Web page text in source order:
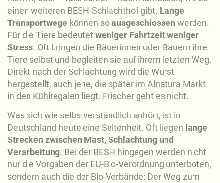
einen weiteren BESH-Schlachthof gibt. Lange
Transportwege können soausgeschlossen werden.
Für die Tiere bedeutetweniger Fahrtzeit weniger
Stress. Oft bringen die Bäuerinnen oder Bauern ihre
Tiere selbst und begleiten sie auf ihrem letzten Weg.
Direkt nach der Schlachtung wird die Wurst
hergestellt, auch jene, die später im Alnatura Markt
in den Kühlregalen liegt. Frischer geht es nicht.
Was sich wie selbstverständlich anhört, ist in
Deutschland heute eine Seltenheit. Oft liegen lange
Strecken zwischen Mast, Schlachtung und
Verarbeitung. Bei der BESH hingegen werden nicht
nur die Vorgaben der EU-Bio-Verordnung unterboten,
sondern auch die der Bio-Verbände: Der Weg zum